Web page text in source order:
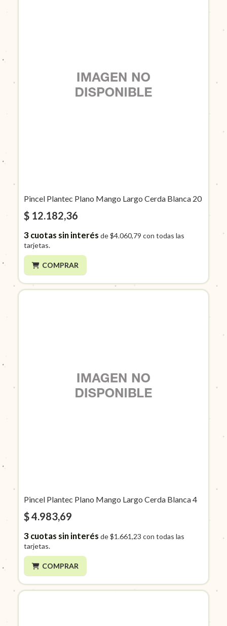
Pincel Plantec Plano Mango Largo Cerda Blanca 20
$ 12.182,36
3cuotas sin interés de$4.060,79 con todas las
tarjetas.
COMPRAR
Pincel Plantec Plano Mango Largo Cerda Blanca 4
$ 4.983,69
3cuotas sin interés de$1.661,23 con todas las
tarjetas.
COMPRAR